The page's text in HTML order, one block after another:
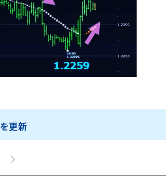
更新